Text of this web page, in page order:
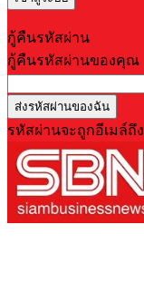
กู้คืนรหัสผ่าน
กู้คืนรหัสผ่านของคุณ
รหัสผ่านจะถูกอีเมล์ถึ